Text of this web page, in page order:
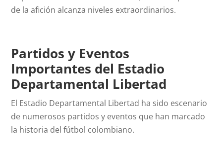
de la afición alcanza niveles extraordinarios.
Partidos y Eventos
Importantes del Estadio
Departamental Libertad
El Estadio Departamental Libertad ha sido escenario
de numerosos partidos y eventos que han marcado
la historia del fútbol colombiano.